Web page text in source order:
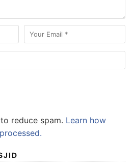
reduce spam. Learn how